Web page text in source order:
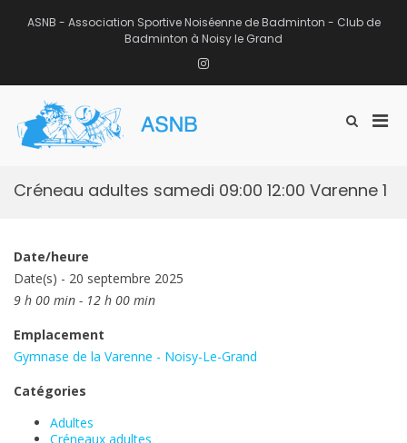
ASNB - Association Sportive Noiséenne de Badminton - Club de
Badminton à Noisy le Grand
Instagram
Afficher
recherche
Créneau adultes samedi 09:00 12:00 Varenne 1
Date/heure
Date(s) - 20 septembre 2025
9 h 00 min - 12 h 00 min
Emplacement
Gymnase de la Varenne - Noisy-Le-Grand
Catégories
Adultes
Créneaux adultes